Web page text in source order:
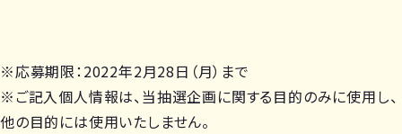
※応募期限：2022年2月28日（月）まで
※ご記入個人情報は、当抽選企画に関する目的のみに使用し、
他の目的には使用いたしません。